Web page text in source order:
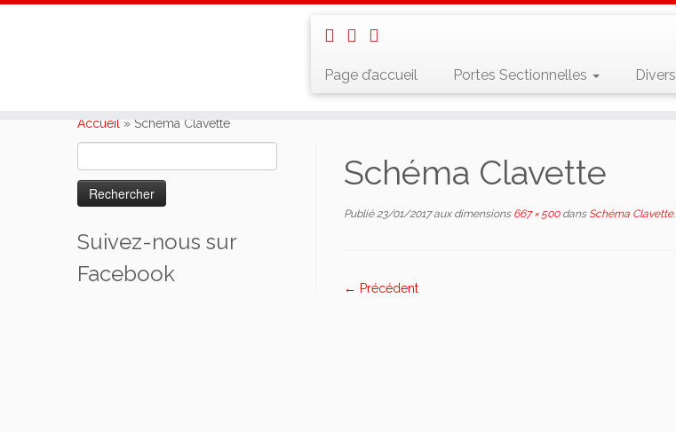
Page d’accueil Portes Sectionnelles Divers
Accueil » Schéma Clavette
Suivez-nous sur
Facebook
Schéma Clavette
Publié 23/01/2017aux dimensions667 × 500dansSchéma Clavette.
← Précédent